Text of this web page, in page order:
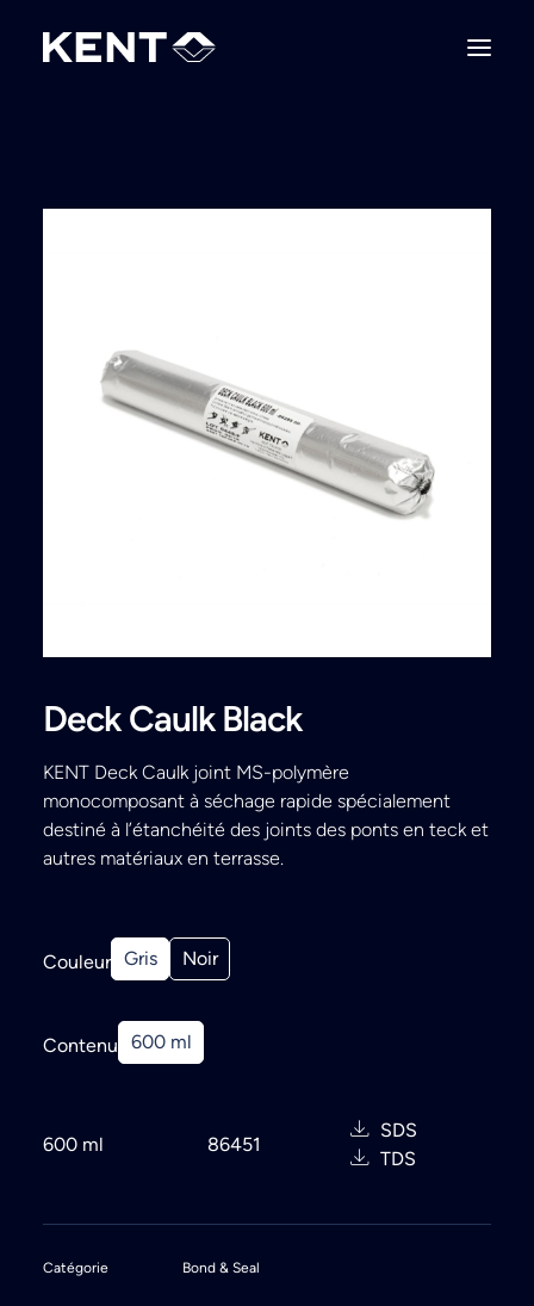
Deck Caulk Black
KENT Deck Caulk joint MS-polymère
monocomposant à séchage rapide spécialement
destiné à l’étanchéité des joints des ponts en teck et
autres matériaux en terrasse.
Couleur Gris Noir
Contenu 600 ml
600 ml 86451
SDS
TDS
Catégorie Bond & Seal